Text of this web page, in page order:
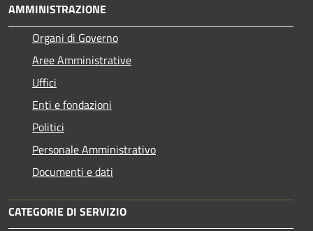
AMMINISTRAZIONE
Organi di Governo
Aree Amministrative
Uffici
Enti e fondazioni
Politici
Personale Amministrativo
Documenti e dati
CATEGORIE DI SERVIZIO